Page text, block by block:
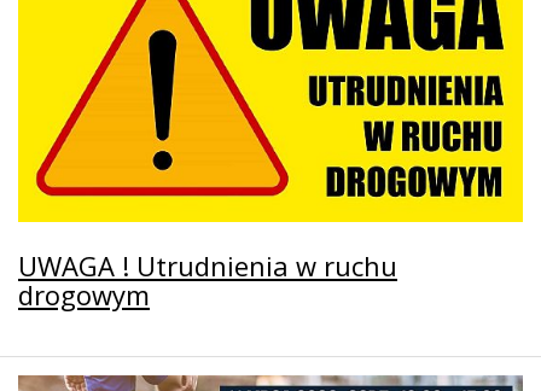
UWAGA ! Utrudnienia w ruchu
drogowym